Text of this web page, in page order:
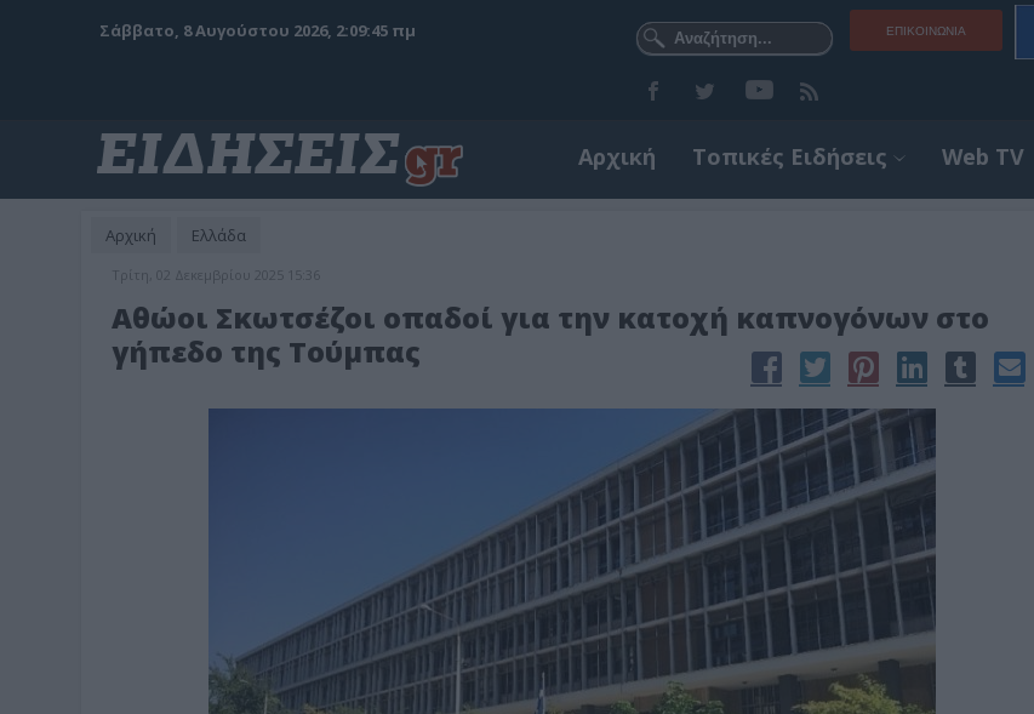
ΕΠΙΚΟΙΝΩΝΊΑ
Σάββατο, 8 Αυγούστου 2026, 2:09:47 πμ
Αρχική Τοπικές Ειδήσεις Web TV
Αρχική Ελλάδα
Τρίτη, 02 Δεκεμβρίου 2025 15:36
Αθώοι Σκωτσέζοι οπαδοί για την κατοχή καπνογόνων στο
γήπεδο της Τούμπας